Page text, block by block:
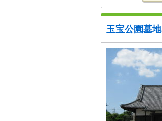
玉宝公園墓地